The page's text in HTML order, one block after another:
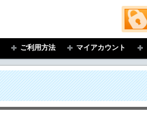
ご利用方法 マイアカウント